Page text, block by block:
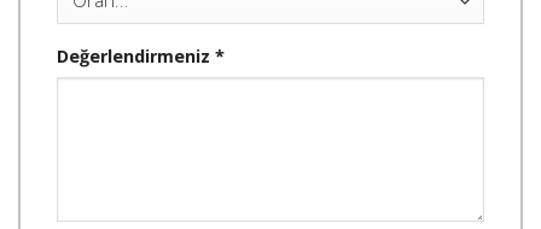
Değerlendirmeniz *